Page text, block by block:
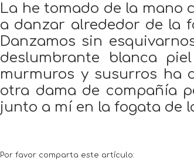
La he tomado de la mano
a danzar alrededor de la
Danzamos sin
deslumbrante blanca
murmuros y susurros ha
otra dama de compañía
junto a mí en la fogata de
Por favor comparta este artículo: